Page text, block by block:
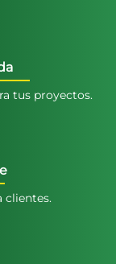
tus proyectos.
clientes.